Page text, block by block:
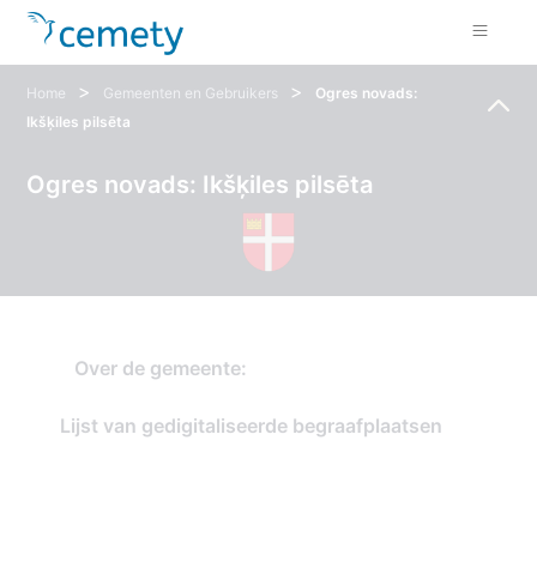
Home > Gemeenten en Gebruikers >
Ogres novads:
Ikšķiles pilsēta
Ogres novads: Ikšķiles pilsēta
Lijst van gedigitaliseerde begraafplaatsen
Over de gemeente: